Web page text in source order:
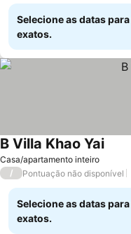
Selecione as datas
exatos.
Casa/apartamento inteiro
B Villa Khao Yai
/ Pontuação não disponível
Selecione as datas
exatos.